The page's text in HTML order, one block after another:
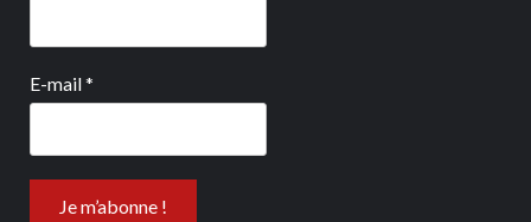
E-mail*